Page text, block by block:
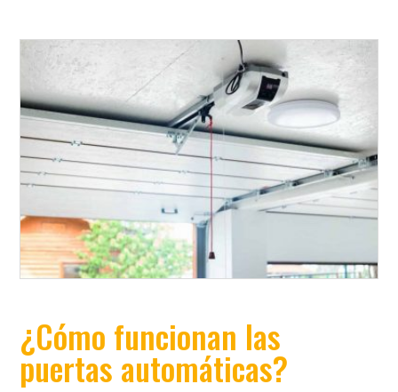
¿Cómo funcionan las
puertas automáticas?